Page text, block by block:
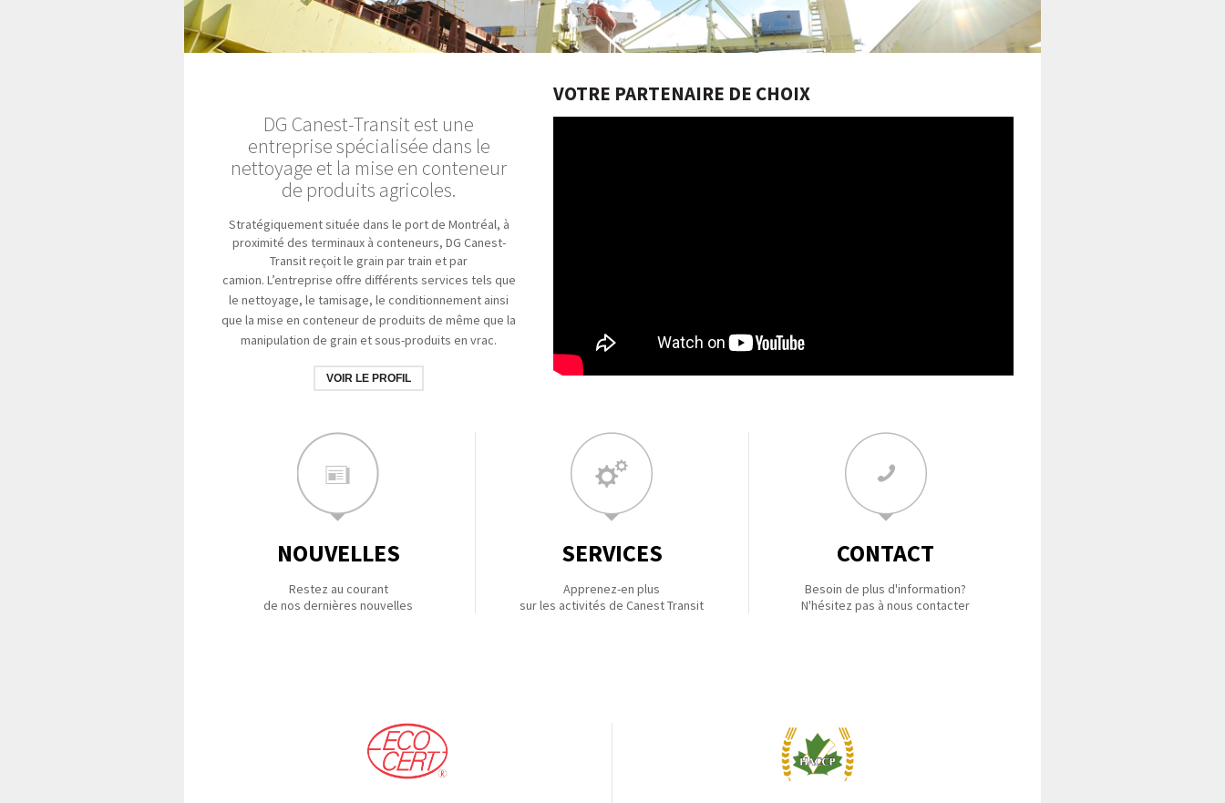
DG Canest-Transit est une
entreprise spécialisée dans le
nettoyage et la mise en conteneur
de produits agricoles.
Stratégiquement située dans le port de Montréal, à
proximité des terminaux à conteneurs, DG Canest-
Transit reçoit le grain par train et par
camion. L’entreprise offre différents services tels que
le nettoyage, le tamisage, le conditionnement ainsi
que la mise en conteneur de produits de même que la
manipulation de grain et sous-produits en vrac.
VOIR LE PROFIL
VOTRE PARTENAIRE DE CHOIX
NOUVELLES
Restez au courant
de nos dernières nouvelles
SERVICES
Apprenez-en plus
sur les activités de Canest Transit
CONTACT
Besoin de plus d'information?
N'hésitez pas à nous contacter